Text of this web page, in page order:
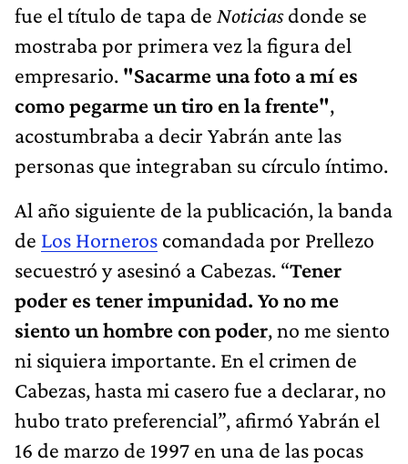
fue el título de tapa de Noticiasdonde se
mostraba por primera vez la figura del
empresario. "Sacarme una foto a mí es
como pegarme un tiro en la frente",
acostumbraba a decir Yabrán ante las
personas que integraban su círculo íntimo.
Al año siguiente de la publicación, la banda
de Los Horneros comandada por Prellezo
secuestró y asesinó a Cabezas. “Tener
poder es tener impunidad. Yo no me
siento un hombre con poder, no me siento
ni siquiera importante. En el crimen de
Cabezas, hasta mi casero fue a declarar, no
hubo trato preferencial”, afirmó Yabrán el
16 de marzo de 1997 en una de las pocas